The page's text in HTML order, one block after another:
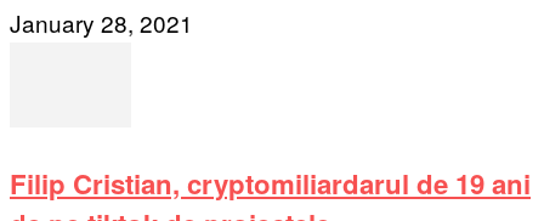
January 28, 2021
Filip Cristian, cryptomiliardarul de 19 ani